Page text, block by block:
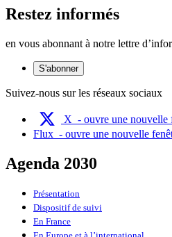
Restez informés
en vous abonnant à notre lettre
S'abonner
Suivez-nous sur les réseaux sociaux
X - ouvre une nouvelle
Flux - ouvre une nouvelle
Agenda 2030
Présentation
Dispositif de suivi
En France